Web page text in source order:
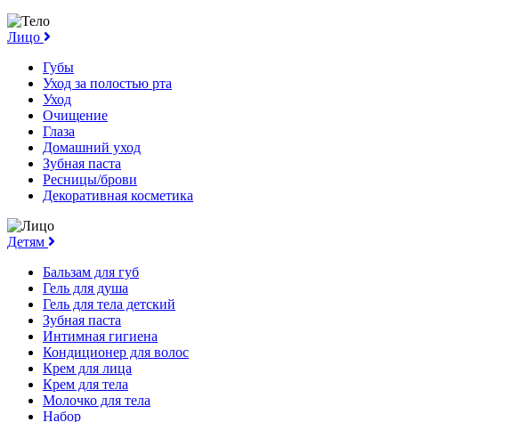
Лицо
Губы
Уход за полостью рта
Уход
Очищение
Глаза
Домашний уход
Зубная паста
Ресницы/брови
Декоративная косметика
Детям
Бальзам для губ
Гель для душа
Гель для тела детский
Зубная паста
Интимная гигиена
Кондиционер для волос
Крем для лица
Крем для тела
Молочко для тела
Набор